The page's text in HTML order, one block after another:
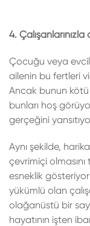
4.
Çocuğu veya
ailenin bu fertleri
Ancak bunun kötü
bunları hoş
gerçeğini
Aynı şekilde,
çevrimiçi
esneklik
yükümlü olan
olağanüstü bir
hayatının işten